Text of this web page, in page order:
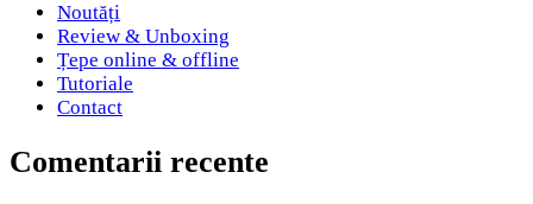
Noutăți
Review & Unboxing
Țepe online & offline
Tutoriale
Contact
Comentarii recente